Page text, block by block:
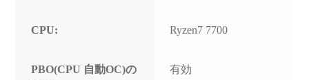
CPU: Ryzen7 7700
PBO(CPU 自動OC)の
有効